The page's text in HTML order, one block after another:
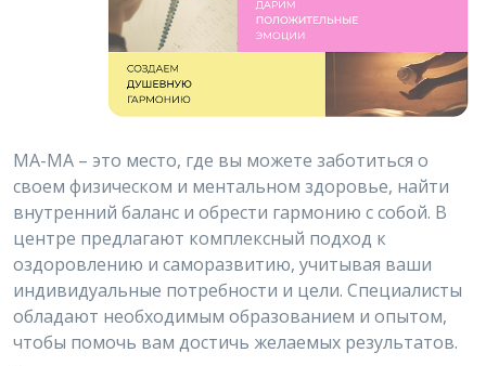
MA-MA – это место, где вы можете заботиться о
своем физическом и ментальном здоровье, найти
внутренний баланс и обрести гармонию с собой. В
центре предлагают комплексный подход к
оздоровлению и саморазвитию, учитывая ваши
индивидуальные потребности и цели. Специалисты
обладают необходимым образованием и опытом,
чтобы помочь вам достичь желаемых результатов.